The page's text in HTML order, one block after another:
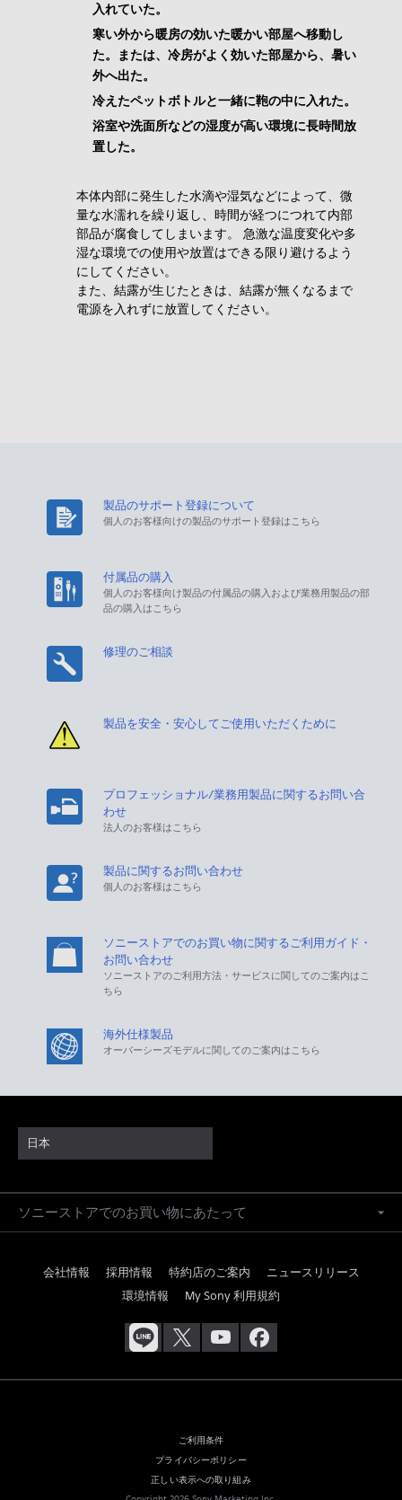
入れていた。
寒い外から暖房の効いた暖かい部屋へ移動し
た。または、冷房がよく効いた部屋から、暑い
外へ出た。
冷えたペットボトルと一緒に鞄の中に入れた。
浴室や洗面所などの湿度が高い環境に長時間放
置した。
本体内部に発生した水滴や湿気などによって、微
量な水濡れを繰り返し、時間が経つにつれて内部
部品が腐食してしまいます。 急激な温度変化や多
湿な環境での使用や放置はできる限り避けるよう
にしてください。
また、結露が生じたときは、結露が無くなるまで
電源を入れずに放置してください。
製品のサポート登録について
個人のお客様向けの製品のサポート登録はこちら
付属品の購入
個人のお客様向け製品の付属品の購入および業務用製品の部
品の購入はこちら
修理のご相談
製品を安全・安心してご使用いただくために
プロフェッショナル/業務用製品に関するお問い合
わせ
法人のお客様はこちら
製品に関するお問い合わせ
個人のお客様はこちら
ソニーストアでのお買い物に関するご利用ガイド・
お問い合わせ
ソニーストアのご利用方法・サービスに関してのご案内はこ
ちら
海外仕様製品
オーバーシーズモデルに関してのご案内はこちら
日本
ソニーストアでのお買い物にあたって
会社情報 採用情報 特約店のご案内
ニュースリリース
環境情報
My Sony 利用規約
ご利用条件
プライバシーポリシー
正しい表示への取り組み